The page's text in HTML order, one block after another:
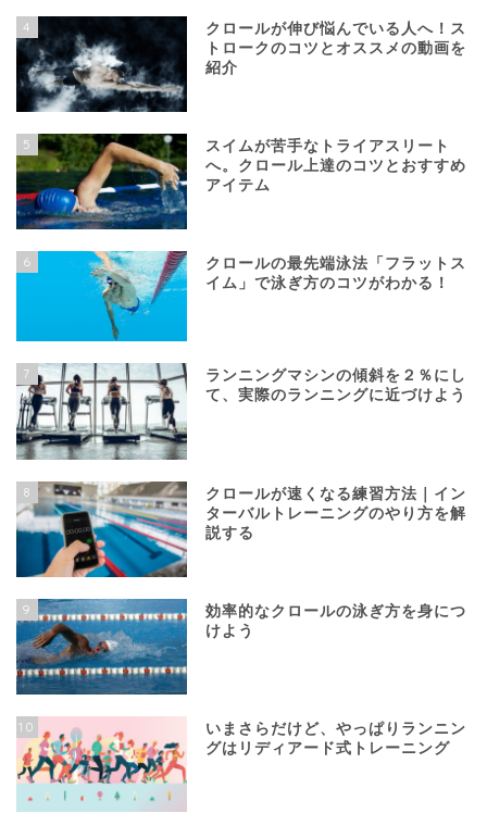
4
クロールが伸び悩んでいる人へ！ス
トロークのコツとオススメの動画を
紹介
5
スイムが苦手なトライアスリート
へ。クロール上達のコツとおすすめ
アイテム
6
クロールの最先端泳法「フラットス
イム」で泳ぎ方のコツがわかる！
7
ランニングマシンの傾斜を２％にし
て、実際のランニングに近づけよう
8
クロールが速くなる練習方法｜イン
ターバルトレーニングのやり方を解
説する
9
効率的なクロールの泳ぎ方を身につ
けよう
10
いまさらだけど、やっぱりランニン
グはリディアード式トレーニング